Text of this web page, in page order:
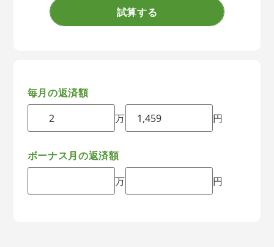
試算する
毎月の返済額
万
円
ボーナス月の返済額
万
円